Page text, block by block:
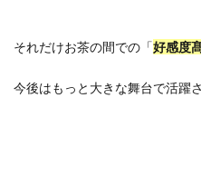
それだけお茶の間での「好感度
今後はもっと大きな舞台で活躍